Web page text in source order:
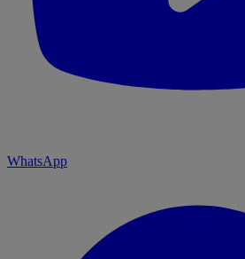
WhatsApp